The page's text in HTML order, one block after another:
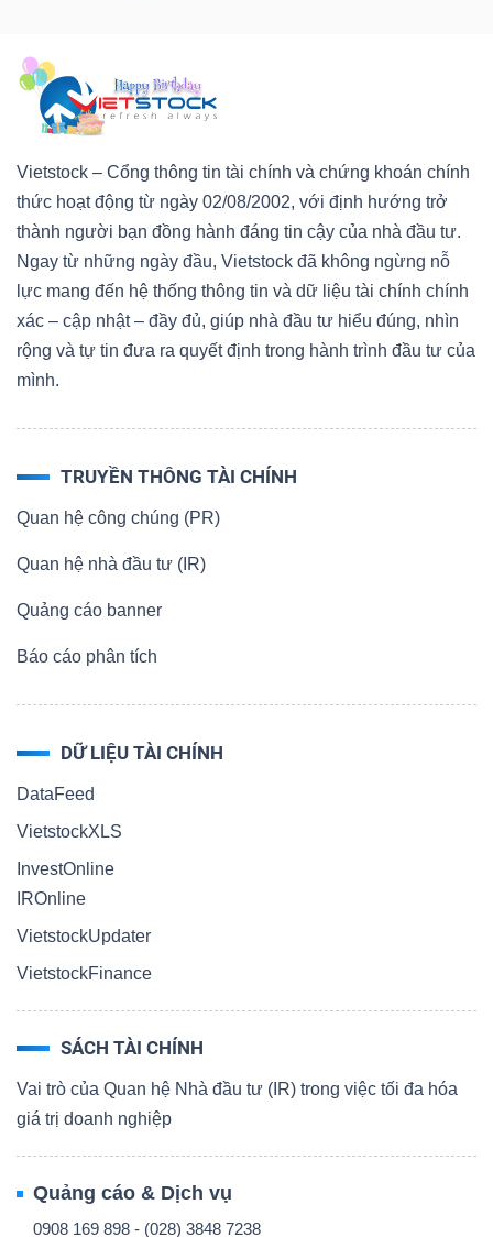
Vietstock – Cổng thông tin tài chính và chứng khoán chính
thức hoạt động từ ngày 02/08/2002, với định hướng trở
thành người bạn đồng hành đáng tin cậy của nhà đầu tư.
Ngay từ những ngày đầu, Vietstock đã không ngừng nỗ
lực mang đến hệ thống thông tin và dữ liệu tài chính chính
xác – cập nhật – đầy đủ, giúp nhà đầu tư hiểu đúng, nhìn
rộng và tự tin đưa ra quyết định trong hành trình đầu tư của
mình.
TRUYỀN THÔNG TÀI CHÍNH
Quan hệ công chúng (PR)
Quan hệ nhà đầu tư (IR)
Quảng cáo banner
Báo cáo phân tích
DỮ LIỆU TÀI CHÍNH
DataFeed
VietstockXLS
InvestOnline
IROnline
VietstockUpdater
VietstockFinance
SÁCH TÀI CHÍNH
Vai trò của Quan hệ Nhà đầu tư (IR) trong việc tối đa hóa
giá trị doanh nghiệp
Quảng cáo & Dịch vụ
0908 169 898 - (028) 3848 7238